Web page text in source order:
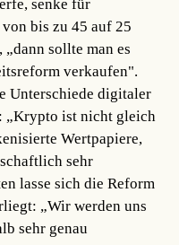
senke für
bis zu 45 auf 25
„dann sollte man es
verkaufen".
Unterschiede digitaler
„Krypto ist nicht gleich
Wertpapiere,
sehr
lasse sich die Reform
„Wir werden uns
sehr genau